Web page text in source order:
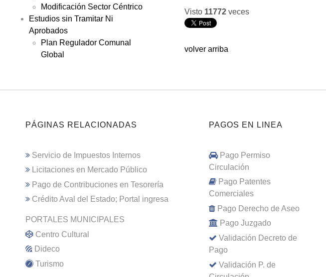
Modificación Sector Céntrico
Estudios sin Tramitar Ni
Aprobados
Plan Regulador Comunal
Global
Visto 11772 veces
volver arriba
PÁGINAS RELACIONADAS
Servicio de Impuestos Internos
Licitaciones en Mercado Público
Pago de Contribuciones en Tesorería
Crédito Aval del Estado; Portal ingresa
PORTALES MUNICIPALES
Centro Cultural
Dideco
Turismo
PAGOS EN LINEA
Pago Permiso
Circulación
Pago Patentes
Comerciales
Pago Derecho de Aseo
Pago Juzgado
Validación Decreto de
Pago
Validación P. de